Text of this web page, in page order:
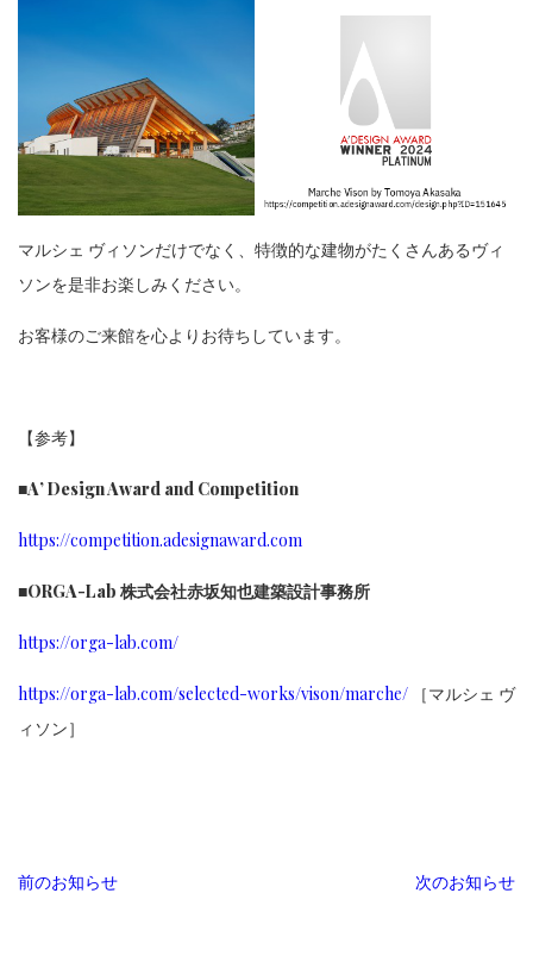
マルシェ ヴィソンだけでなく、特徴的な建物がたくさんあるヴィ
ソンを是非お楽しみください。
お客様のご来館を心よりお待ちしています。
【参考】
■A’ Design Award and Competition
https://competition.adesignaward.com
■ORGA-Lab 株式会社赤坂知也建築設計事務所
https://orga-lab.com/
https://orga-lab.com/selected-works/vison/marche/ ［マルシェ ヴ
ィソン］
前のお知らせ 次のお知らせ